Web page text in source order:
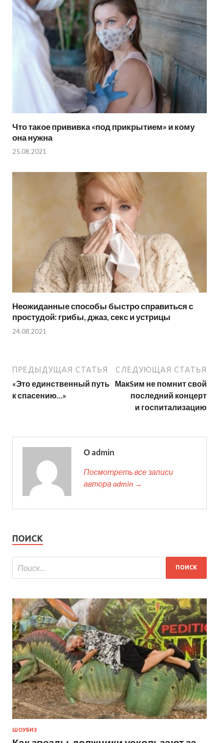
Что такое прививка «под прикрытием» и кому
она нужна
25.08.2021
Неожиданные способы быстро справиться с
простудой: грибы, джаз, секс и устрицы
24.08.2021
ПРЕДЫДУЩАЯ СТАТЬЯ
«Это единственный путь
к спасению…»
СЛЕДУЮЩАЯ СТАТЬЯ
МакSим не помнит свой
последний концерт
и госпитализацию
О admin
Посмотреть все записи
автора admin →
ПОИСК
ШОУБИЗ